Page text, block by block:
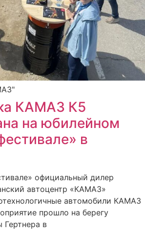
КАМАЗ К5
на юбилейном
в
официальный дилер
автоцентр «КАМАЗ»
автомобили КАМАЗ
прошло на берегу
Гертнера в